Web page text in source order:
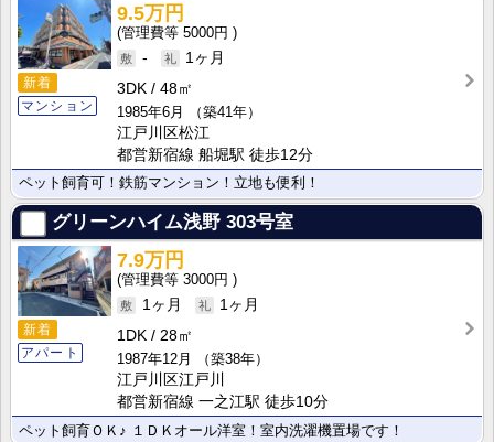
新着
マンション
9.5万円
5000円
-
1ヶ月
3DK
48㎡
1985年6月
（築41年）
江戸川区松江
都営新宿線 船堀駅 徒歩12分
ペット飼育可！鉄筋マンション！立地も便利！
グリーンハイム浅野 303号室
新着
アパート
7.9万円
3000円
1ヶ月
1ヶ月
1DK
28㎡
1987年12月
（築38年）
江戸川区江戸川
都営新宿線 一之江駅 徒歩10分
ペット飼育ＯＫ♪ １ＤＫオール洋室！室内洗濯機置場です！